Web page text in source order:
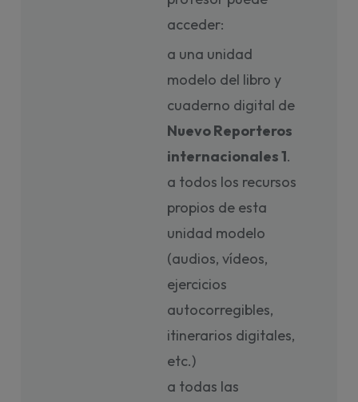
acceder:
a una unidad
modelo del libro y
cuaderno digital de
Nuevo Reporteros
internacionales 1.
a todos los recursos
propios de esta
unidad modelo
(audios, vídeos,
ejercicios
autocorregibles,
itinerarios digitales,
etc.)
a todas las